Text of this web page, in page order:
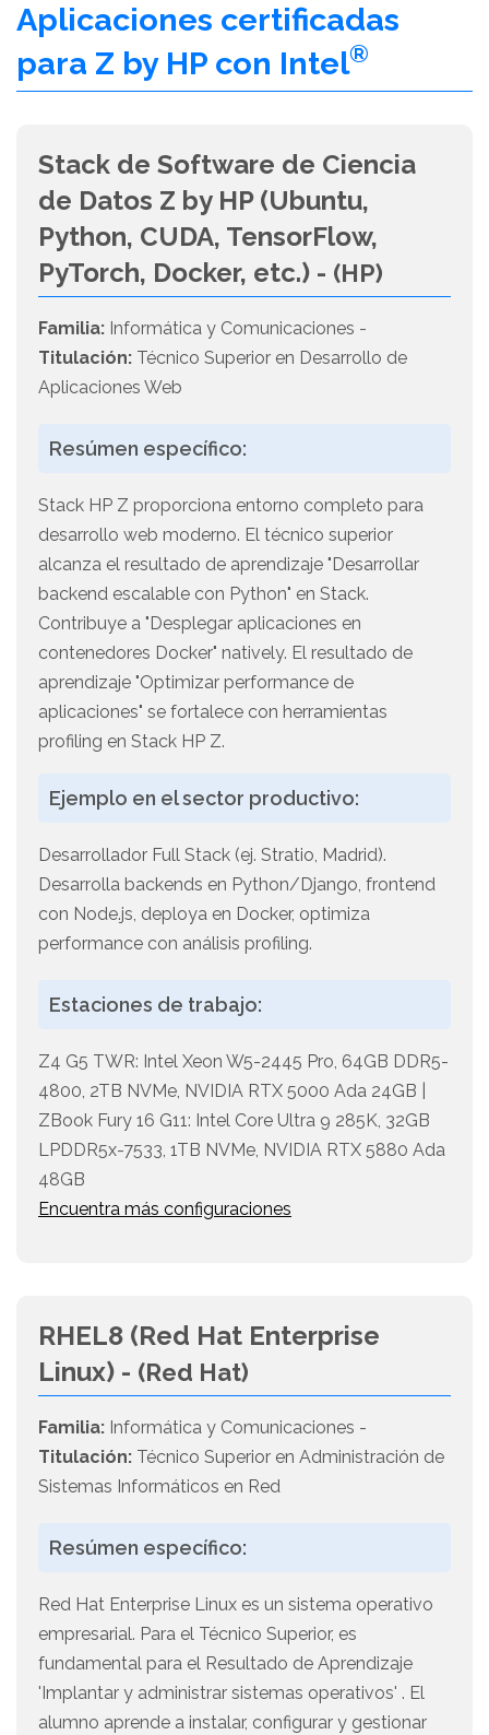
Aplicaciones certificadas
para Z by HP con Intel®
Stack de Software de Ciencia
de Datos Z by HP (Ubuntu,
Python, CUDA, TensorFlow,
PyTorch, Docker, etc.) - (HP)
Familia: Informática y Comunicaciones -
Titulación: Técnico Superior en Desarrollo de
Aplicaciones Web
Resúmen específico:
Stack HP Z proporciona entorno completo para
desarrollo web moderno. El técnico superior
alcanza el resultado de aprendizaje "Desarrollar
backend escalable con Python" en Stack.
Contribuye a "Desplegar aplicaciones en
contenedores Docker" natively. El resultado de
aprendizaje "Optimizar performance de
aplicaciones" se fortalece con herramientas
profiling en Stack HP Z.
Ejemplo en el sector productivo:
Desarrollador Full Stack (ej. Stratio, Madrid).
Desarrolla backends en Python/Django, frontend
con Node.js, deploya en Docker, optimiza
performance con análisis profiling.
Estaciones de trabajo:
Z4 G5 TWR: Intel Xeon W5-2445 Pro, 64GB DDR5-
4800, 2TB NVMe, NVIDIA RTX 5000 Ada 24GB |
ZBook Fury 16 G11: Intel Core Ultra 9 285K, 32GB
LPDDR5x-7533, 1TB NVMe, NVIDIA RTX 5880 Ada
48GB
Encuentra más configuraciones
RHEL8 (Red Hat Enterprise
Linux) - (Red Hat)
Familia: Informática y Comunicaciones -
Titulación: Técnico Superior en Administración de
Sistemas Informáticos en Red
Resúmen específico:
Red Hat Enterprise Linux es un sistema operativo
empresarial. Para el Técnico Superior, es
fundamental para el Resultado de Aprendizaje
'Implantar y administrar sistemas operativos' . El
alumno aprende a instalar, configurar y gestionar